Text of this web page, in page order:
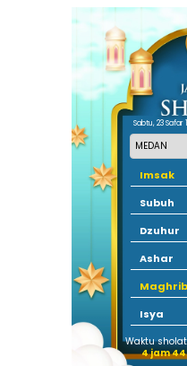
Sabtu, 23 Safar
Imsak
Subuh
Dzuhur
Ashar
Maghrib
Isya
Waktu
4 jam